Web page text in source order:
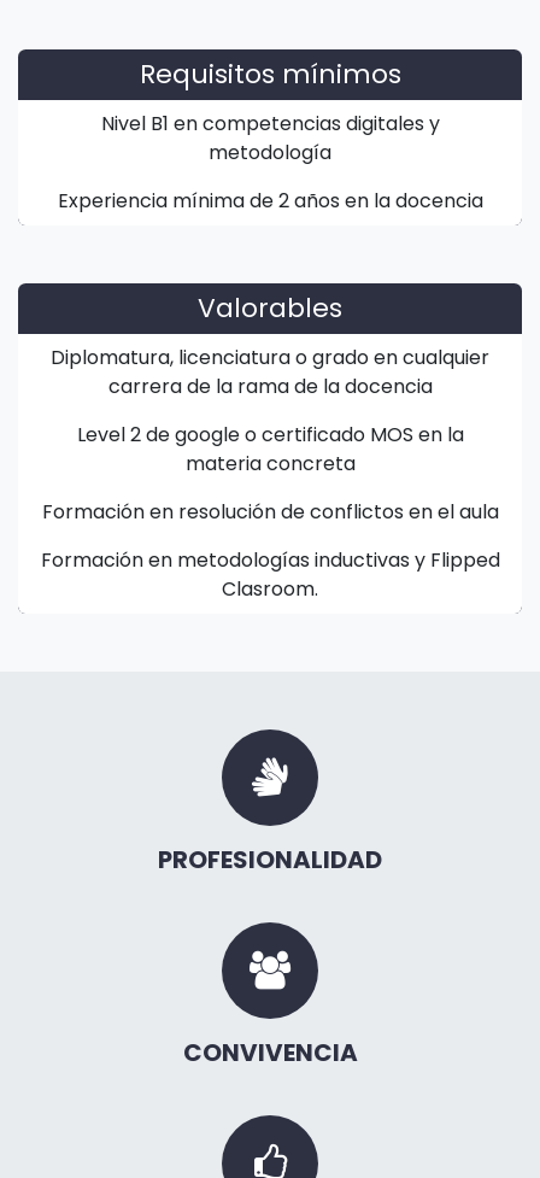
Requisitos mínimos
Nivel B1 en competencias digitales y
metodología
Experiencia mínima de 2 años en la docencia
Valorables
Diplomatura, licenciatura o grado en cualquier
carrera de la rama de la docencia
Level 2 de google o certificado MOS en la
materia concreta
Formación en resolución de conflictos en el aula
Formación en metodologías inductivas y Flipped
Clasroom.
PROFESIONALIDAD
CONVIVENCIA